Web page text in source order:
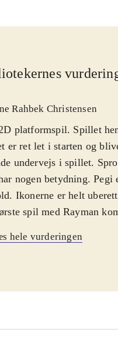
Rahbek Christensen
platformspil. Spillet
er ret let i starten og
undervejs i spillet.
nogen betydning.
Ikonerne er helt
spil med Rayman
og hans venner
de mere end 60
genspille tidligere
hele vurderingen